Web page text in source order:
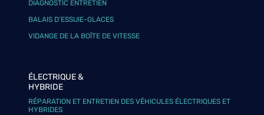
DIAGNOSTIC ENTRETIEN
BALAIS D’ESSUIE-GLACES
VIDANGE DE LA BOÎTE DE VITESSE
ÉLECTRIQUE &
HYBRIDE
RÉPARATION ET ENTRETIEN DES VÉHICULES ÉLECTRIQUES ET
HYBRIDES